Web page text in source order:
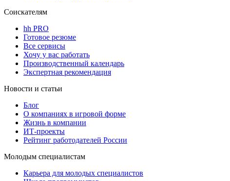
Соискателям
hh PRO
Готовое резюме
Все сервисы
Хочу у вас работать
Производственный календарь
Экспертная рекомендация
Новости и статьи
Блог
О компаниях в игровой форме
Жизнь в компании
ИТ-проекты
Рейтинг работодателей России
Молодым специалистам
Карьера для молодых специалистов